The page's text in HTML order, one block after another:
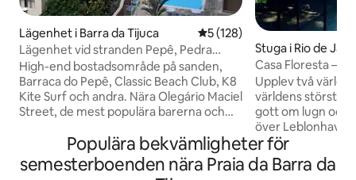
Lägenhet i Barra da Tijuca 5 av 5 i genomsnittligt
5 (128)
Lägenhet vid stranden Pepê, Pedra
Gávea och bergen
High-end bostadsområde på sanden,
Barraca do Pepê, Classic Beach Club, K8
Kite Surf och andra. Nära Olegário Maciel
Street, de mest populära barerna och
utrustat kök, queensize-säng i
sovrummet och 2 enkla soffor i
vardagsrummet, badrum och toalett.
Stuga i Rio de
Casa Floresta –
View
Upplev två
världens största
gott om lugn och
över
kommer du att
och 20 minuter
beach.
Populära bekvämligheter för
semesterboenden nära Praia da Barra da